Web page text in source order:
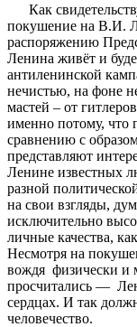
Как
покушение на В.И.
распоряжению
Ленина живёт и
антиленинской
нечистью, на фоне
мастей – от
именно потому, что
сравнению с
представляют
Ленине известных
разной
на свои взгляды,
исключительно
личные качества,
Несмотря на
вождя физически и
просчитались —
сердцах. И так
человечество.